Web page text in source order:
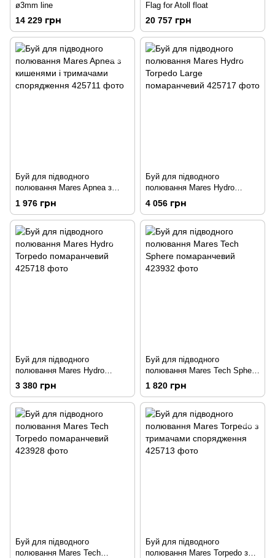
ø3mm line
14 229 грн
Flag for Atoll float
20 757 грн
Буй для підводного
полювання Mares Apnea з
кишенями і тримачами
спорядження
1 976 грн
Буй для підводного
полювання Mares Hydro
Torpedo Large помаранчевий
4 056 грн
Буй для підводного
полювання Mares Hydro
Torpedo помаранчевий
3 380 грн
Буй для підводного
полювання Mares Tech Sphere
помаранчевий
1 820 грн
Буй для підводного
полювання Mares Tech
Буй для підводного
полювання Mares Torpedo з